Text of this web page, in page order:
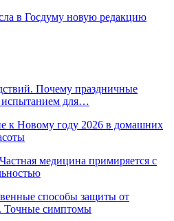
в Госдуму новую редакцию
Почему праздничные
испытанием для…
к Новому году 2026 в домашних
медицина примиряется с
способы защиты от
Точные симптомы